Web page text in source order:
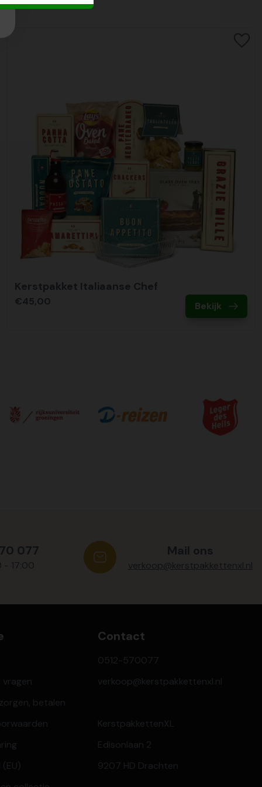
Kerstpakket Italiaanse Chef
€45,00 Bekijk
077
- 17:00
Mail ons
verkoop@kerstpakkettenxl.nl
vragen
betalen
Contact
0512-570077
verkoop@kerstpakkettenxl.nl
KerstpakkettenXL
Edisonlaan 2
9207 HD Drachten